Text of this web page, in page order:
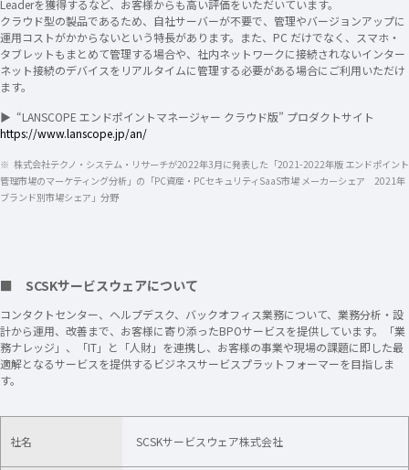
Leaderを獲得するなど、お客様からも高い評価をいただいています。
クラウド型の製品であるため、自社サーバーが不要で、管理やバージョンアップに
運用コストがかからないという特長があります。また、PC だけでなく、スマホ・
タブレットもまとめて管理する場合や、社内ネットワークに接続されないインター
ネット接続のデバイスをリアルタイムに管理する必要がある場合にご利用いただけ
ます。
▶ “LANSCOPE エンドポイントマネージャー クラウド版” プロダクトサイト
https://www.lanscope.jp/an/
※ 株式会社テクノ・システム・リサーチが2022年3月に発表した「2021-2022年版 エンドポイント
管理市場のマーケティング分析」の「PC資産・PCセキュリティSaaS市場 メーカーシェア 2021年
ブランド別市場シェア」分野
■ SCSKサービスウェアについて
​​​コンタクトセンター、ヘルプデスク、バックオフィス業務について、業務分析・設
計から運用、改善まで、お客様に寄り添ったBPOサービスを提供しています。「業
務ナレッジ」、「IT」と「人財」を連携し、お客様の事業や現場の課題に即した最
適解となるサービスを提供するビジネスサービスプラットフォーマーを目指しま
す。
社名 SCSKサービスウェア株式会社